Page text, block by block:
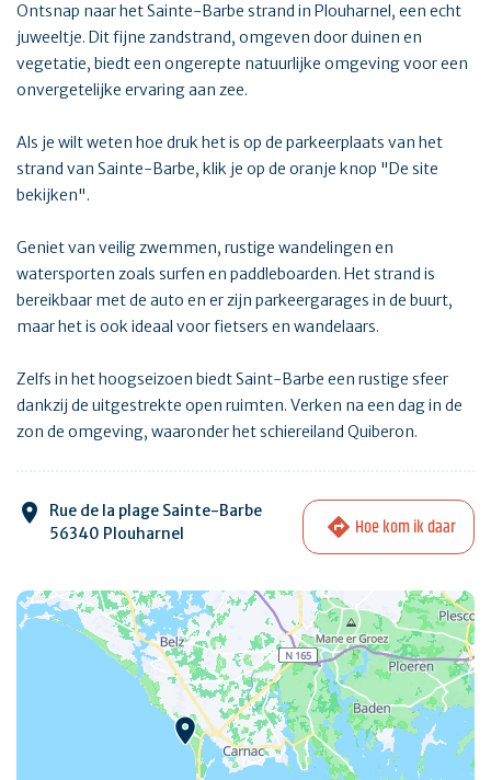
Ontsnap naar het Sainte-Barbe strand in Plouharnel, een echt
juweeltje. Dit fijne zandstrand, omgeven door duinen en
vegetatie, biedt een ongerepte natuurlijke omgeving voor een
onvergetelijke ervaring aan zee.
Als je wilt weten hoe druk het is op de parkeerplaats van het
strand van Sainte-Barbe, klik je op de oranje knop "De site
bekijken".
Geniet van veilig zwemmen, rustige wandelingen en
watersporten zoals surfen en paddleboarden. Het strand is
bereikbaar met de auto en er zijn parkeergarages in de buurt,
maar het is ook ideaal voor fietsers en wandelaars.
Zelfs in het hoogseizoen biedt Saint-Barbe een rustige sfeer
dankzij de uitgestrekte open ruimten. Verken na een dag in de
zon de omgeving, waaronder het schiereiland Quiberon.
Rue de la plage Sainte-Barbe
56340 Plouharnel
Hoe kom ik daar